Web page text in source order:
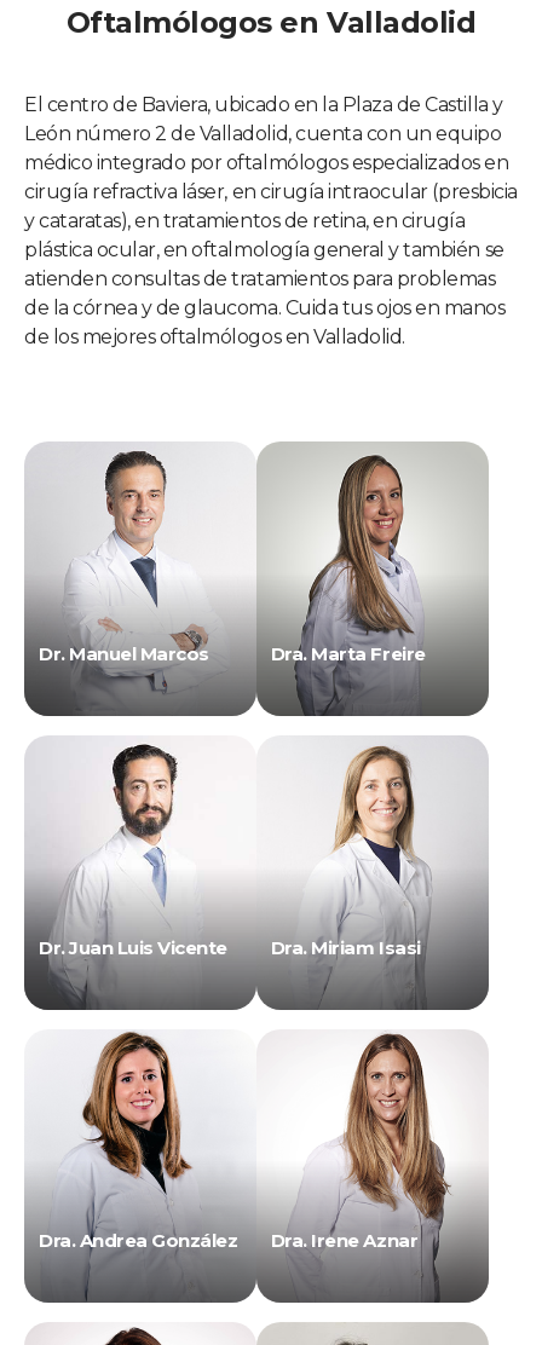
Oftalmólogos en Valladolid
El centro de Baviera, ubicado en la Plaza de Castilla y
León número 2 de Valladolid, cuenta con un equipo
médico integrado por oftalmólogos especializados en
cirugía refractiva láser, en cirugía intraocular (presbicia
y cataratas), en tratamientos de retina, en cirugía
plástica ocular, en oftalmología general y también se
atienden consultas de tratamientos para problemas
de la córnea y de glaucoma. Cuida tus ojos en manos
de los mejores oftalmólogos en Valladolid.
Dr. Manuel Marcos Dra. Marta Freire
Dr. Juan Luis Vicente Dra. Miriam Isasi
Dra. Andrea González Dra. Irene Aznar